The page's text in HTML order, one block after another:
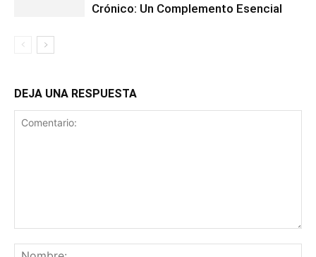
Crónico: Un Complemento Esencial
DEJA UNA RESPUESTA